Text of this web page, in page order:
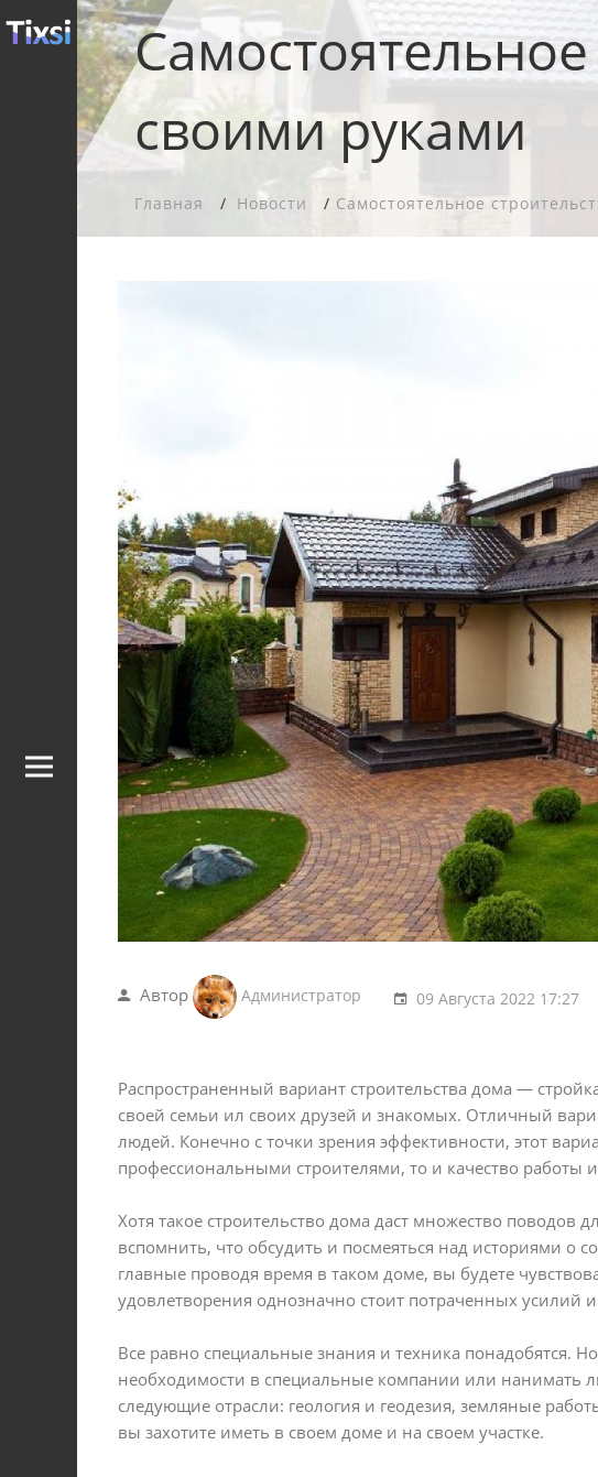
своими руками
Главная Новости Самостоятельное
Автор Администратор 09 Августа 2022 17:27
Распространенный вариант строительства дома —
своей семьи ил своих друзей и знакомых. Отличный
людей. Конечно с точки зрения эффективности, этот
профессиональными строителями, то и качество работы
Хотя такое строительство дома даст множество поводов
вспомнить, что обсудить и посмеяться над историями о
главные проводя время в таком доме, вы будете
удовлетворения однозначно стоит потраченных усилий
Все равно специальные знания и техника понадобятся.
необходимости в специальные компании или нанимать
следующие отрасли: геология и геодезия, земляные
вы захотите иметь в своем доме и на своем участке.